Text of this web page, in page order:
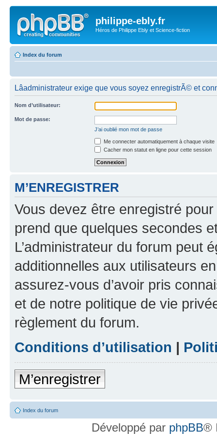
philippe-ebly.fr
Héros de Philippe Ebly et Science-fiction
Index du forum
Lâadministrateur exige que vous soyez enregistrÃ© et
Nom d’utilisateur:
Mot de passe:
J’ai oublié mon mot de passe
Me connecter automatiquement à chaque visite
Cacher mon statut en ligne pour cette session
M’ENREGISTRER
Vous devez être enregistré
prend que quelques secondes
L’administrateur du forum peut
additionnelles aux utilisateurs
assurez-vous d’avoir pris
et de notre politique de vie
règlement du forum.
Conditions d’utilisation |
M’enregistrer
Index du forum
Développé par phpBB®